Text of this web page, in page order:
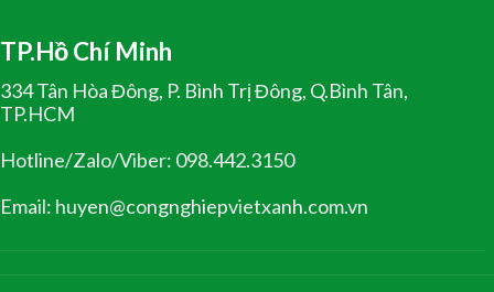
TP.Hồ Chí Minh
334 Tân Hòa Đông, P. Bình Trị Đông, Q.Bình Tân,
TP.HCM
Hotline/Zalo/Viber: 098.442.3150
Email: huyen@congnghiepvietxanh.com.vn